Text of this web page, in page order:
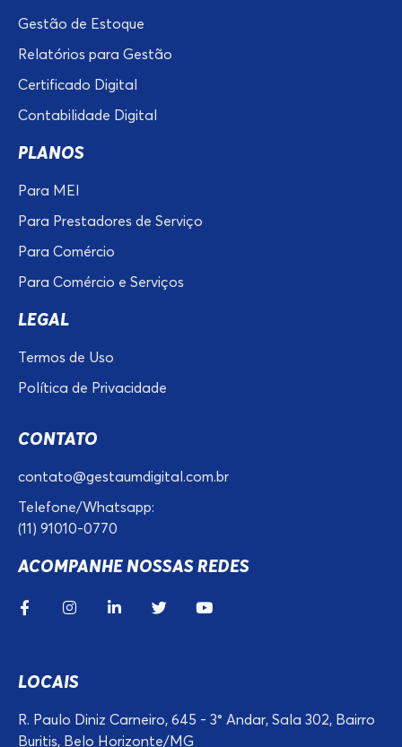
Gestão de Estoque
Relatórios para Gestão
Certificado Digital
Contabilidade Digital
PLANOS
Para MEI
Para Prestadores de Serviço
Para Comércio
Para Comércio e Serviços
LEGAL
Termos de Uso
Política de Privacidade
CONTATO
contato@gestaumdigital.com.br
Telefone/Whatsapp:
(11) 91010-0770
ACOMPANHE NOSSAS REDES
LOCAIS
R. Paulo Diniz Carneiro, 645 - 3° Andar, Sala 302, Bairro
Buritis, Belo Horizonte/MG